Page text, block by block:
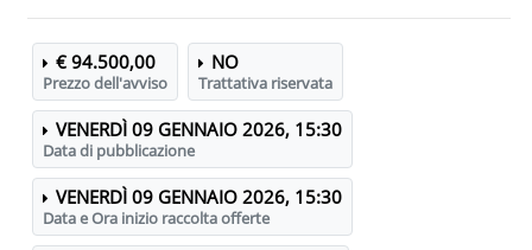
€ 94.500,00
Prezzo dell'avviso
NO
Trattativa riservata
VENERDÌ 09 GENNAIO 2026, 15:30
Data di pubblicazione
VENERDÌ 09 GENNAIO 2026, 15:30
Data e Ora inizio raccolta offerte